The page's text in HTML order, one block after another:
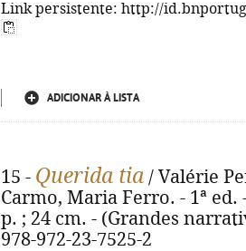
Link persistente: http://
ADICIONAR À LISTA
15 - Querida tia / Valérie
Carmo, Maria Ferro. - 1ª ed.
p. ; 24 cm. - (Grandes
978-972-23-7525-2